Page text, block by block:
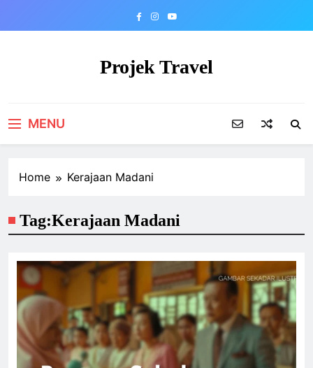
Projek Travel
MENU
Home Kerajaan Madani
Tag:Kerajaan Madani